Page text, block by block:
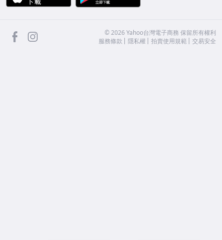
facebook ©2026 Yahoo台灣電子商務 保留所有權利
服務條款
隱私權 拍賣使用規範 交易安全